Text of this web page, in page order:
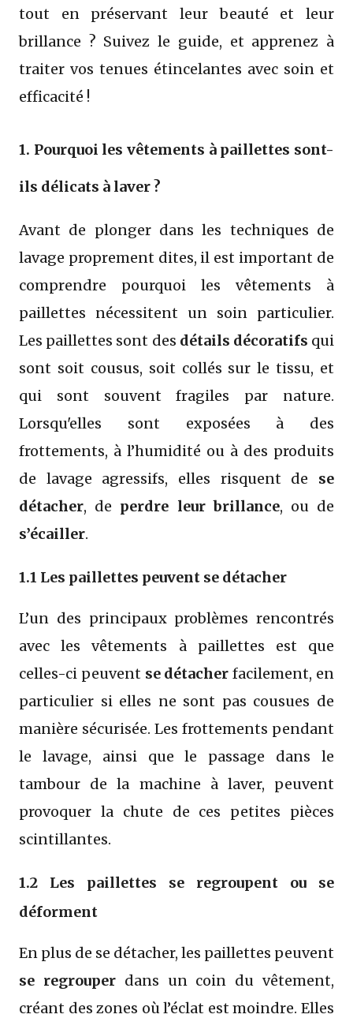
tout en préservant leur beauté et leur
brillance ? Suivez le guide, et apprenez à
traiter vos tenues étincelantes avec soin et
efficacité !
1. Pourquoi les vêtements à paillettes sont-
ils délicats à laver ?
Avant de plonger dans les techniques de
lavage proprement dites, il est important de
comprendre pourquoi les vêtements à
paillettes nécessitent un soin particulier.
Les paillettes sont des détails décoratifs qui
sont soit cousus, soit collés sur le tissu, et
qui sont souvent fragiles par nature.
Lorsqu'elles sont exposées à des
frottements, à l’humidité ou à des produits
de lavage agressifs, elles risquent de se
détacher, de perdre leur brillance, ou de
s’écailler.
1.1 Les paillettes peuvent se détacher
L’un des principaux problèmes rencontrés
avec les vêtements à paillettes est que
celles-ci peuvent se détacher facilement, en
particulier si elles ne sont pas cousues de
manière sécurisée. Les frottements pendant
le lavage, ainsi que le passage dans le
tambour de la machine à laver, peuvent
provoquer la chute de ces petites pièces
scintillantes.
1.2 Les paillettes se regroupent ou se
déforment
En plus de se détacher, les paillettes peuvent
se regrouperdans un coin du vêtement,
créant des zones où l’éclat est moindre. Elles